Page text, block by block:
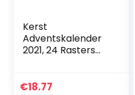
Kerst
Adventskalender
2021, 24 Rasters
Natuurlijke Kristal
€18.77